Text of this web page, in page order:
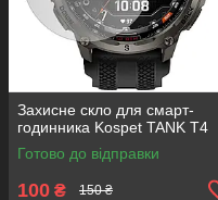
Захисне скло для смарт-
годинника Kospet TANK T4
Готово до відправки
100 ₴ 150 ₴